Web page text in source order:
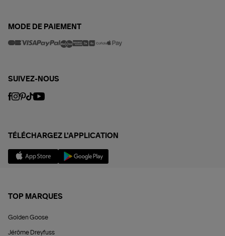
MODE DE PAIEMENT
SUIVEZ-NOUS
TÉLÉCHARGEZ L'APPLICATION
TOP MARQUES
Golden Goose
Jérôme Dreyfuss